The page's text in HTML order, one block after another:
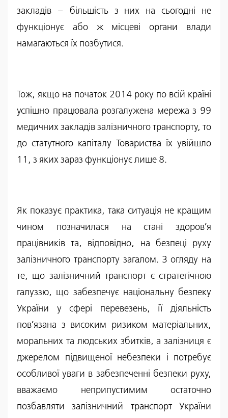
закладів – більшість з них на сьогодні не
функціонує або ж місцеві органи влади
намагаються їх позбутися.
Тож, якщо на початок 2014 року по всій країні
успішно працювала розгалужена мережа з 99
медичних закладів залізничного транспорту, то
до статутного капіталу Товариства їх увійшло
11, з яких зараз функціонує лише 8.
Як показує практика, така ситуація не кращим
чином позначилася на стані здоров’я
працівників та, відповідно, на безпеці руху
залізничного транспорту загалом. З огляду на
те, що залізничний транспорт є стратегічною
галуззю, що забезпечує національну безпеку
України у сфері перевезень, її діяльність
пов’язана з високим ризиком матеріальних,
моральних та людських збитків, а залізниця є
джерелом підвищеної небезпеки і потребує
особливої уваги в забезпеченні безпеки руху,
вважаємо неприпустимим остаточно
позбавляти залізничний транспорт України